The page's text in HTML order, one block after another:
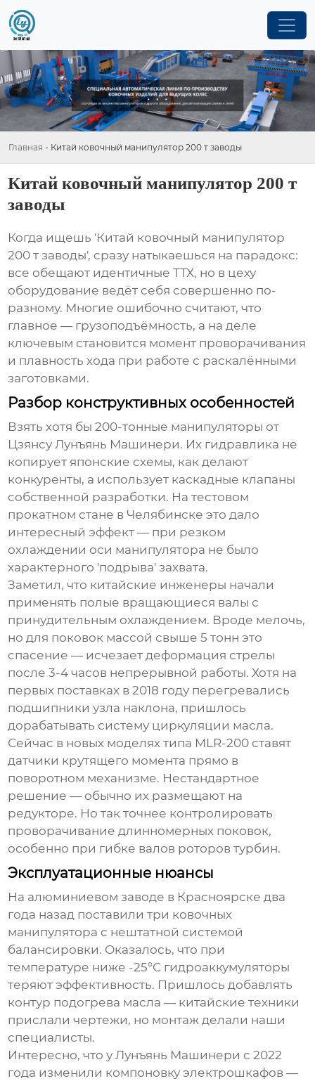
Главная - Китай ковочный манипулятор 200 т заводы
Китай ковочный манипулятор 200 т
заводы
Когда ищешь 'Китай ковочный манипулятор
200 т заводы', сразу натыкаешься на парадокс:
все обещают идентичные ТТХ, но в цеху
оборудование ведёт себя совершенно по-
разному. Многие ошибочно считают, что
главное — грузоподъёмность, а на деле
ключевым становится момент проворачивания
и плавность хода при работе с раскалёнными
заготовками.
Разбор конструктивных особенностей
Взять хотя бы200-тонные манипуляторы от
Цзянсу Лунъянь Машинери. Их гидравлика не
копирует японские схемы, как делают
конкуренты, а использует каскадные клапаны
собственной разработки. На тестовом
прокатном стане в Челябинске это дало
интересный эффект — при резком
охлаждении оси манипулятора не было
характерного 'подрыва' захвата.
Заметил, что китайские инженеры начали
применять полые вращающиеся валы с
принудительным охлаждением. Вроде мелочь,
но для поковок массой свыше 5 тонн это
спасение — исчезает деформация стрелы
после 3-4 часов непрерывной работы. Хотя на
первых поставках в 2018 году перегревались
подшипники узла наклона, пришлось
дорабатывать систему циркуляции масла.
Сейчас в новых моделях типа MLR-200 ставят
датчики крутящего момента прямо в
поворотном механизме. Нестандартное
решение — обычно их размещают на
редукторе. Но так точнее контролировать
проворачивание длинномерных поковок,
особенно при гибке валов роторов турбин.
Эксплуатационные нюансы
На алюминиевом заводе в Красноярске два
года назад поставили три ковочных
манипулятора с нештатной системой
балансировки. Оказалось, что при
температуре ниже -25°C гидроаккумуляторы
теряют эффективность. Пришлось добавлять
контур подогрева масла — китайские техники
прислали чертежи, но монтаж делали наши
специалисты.
Интересно, что у Лунъянь Машинери с 2022
года изменили компоновку электрошкафов —